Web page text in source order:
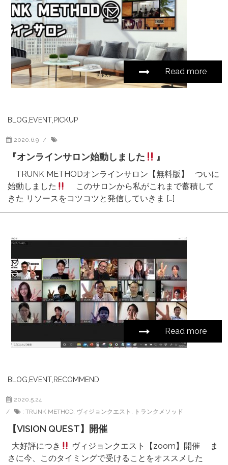
Read more
BLOG,EVENT,PICKUP
2020.6.9
『オンラインサロン始動しました 』
TRUNK METHODオンラインサロン【無料版】 ついに
始動しました
このサロンから私がこれまで蓄積して
きた リソースをコツコツと発信していきま […]
Read more
BLOG,EVENT,RECOMMEND
2020.5.24
: TRUNK METHOD, ヴィジョンクエスト , トランクメソッド
【VISION QUEST】開催
大好評につき
ヴィジョンクエスト【zoom】開催 ま
さに今、このタイミングで受けることをオススメした